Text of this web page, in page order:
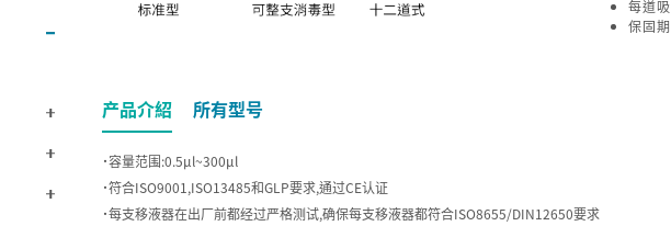
每道
保固
产品介紹 所有型号
˙容量范围:0.5μl~300μl
˙符合ISO9001,ISO13485和GLP要求,通过CE认证
˙每支移液器在出厂前都经过严格测试,确保每支移液器都符合ISO8655/DIN12650要求